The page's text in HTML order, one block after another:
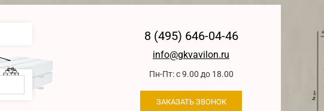
8 (495) 646-04-46
info@gkvavilon.ru
Пн-Пт: с 9.00 до 18.00
ЗАКАЗАТЬ ЗВОНОК